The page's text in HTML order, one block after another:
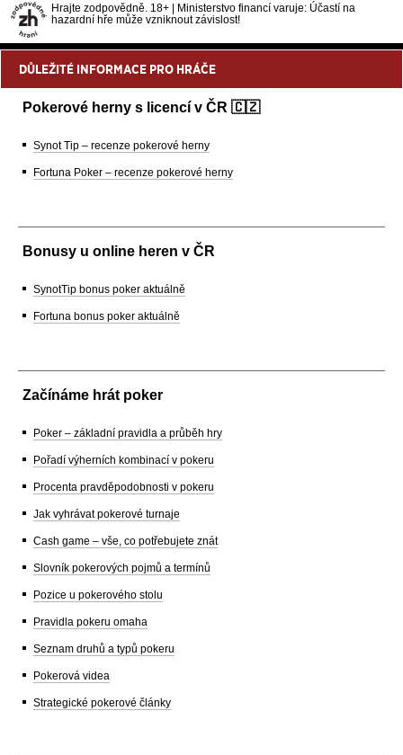
Hrajte zodpovědně. 18+ | Ministerstvo financí varuje: Účastí na
hazardní hře může vzniknout závislost!
DŮLEŽITÉ INFORMACE PRO HRÁČE
Pokerové herny s licencí v ČR 🇨🇿
Synot Tip – recenze pokerové herny
Fortuna Poker – recenze pokerové herny
Bonusy u online heren v ČR
SynotTip bonus poker aktuálně
Fortuna bonus poker aktuálně
Začínáme hrát poker
Poker – základní pravidla a průběh hry
Pořadí výherních kombinací v pokeru
Procenta pravděpodobnosti v pokeru
Jak vyhrávat pokerové turnaje
Cash game – vše, co potřebujete znát
Slovník pokerových pojmů a termínů
Pozice u pokerového stolu
Pravidla pokeru omaha
Seznam druhů a typů pokeru
Pokerová videa
Strategické pokerové články